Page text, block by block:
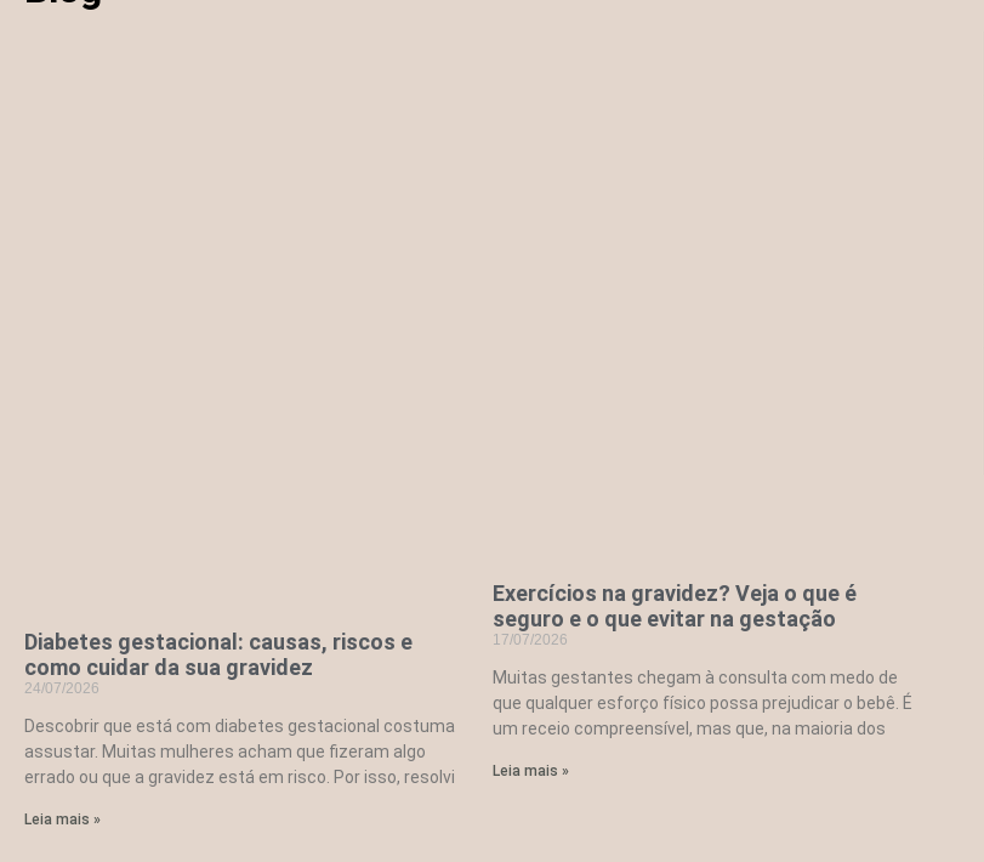
Diabetes gestacional: causas, riscos e
como cuidar da sua gravidez
24/07/2026
Descobrir que está com diabetes gestacional costuma
assustar. Muitas mulheres acham que fizeram algo
errado ou que a gravidez está em risco. Por isso, resolvi
Leia mais »
Exercícios na gravidez? Veja o que é
seguro e o que evitar na gestação
17/07/2026
Muitas gestantes chegam à consulta com medo de
que qualquer esforço físico possa prejudicar o bebê. É
um receio compreensível, mas que, na maioria dos
Leia mais »